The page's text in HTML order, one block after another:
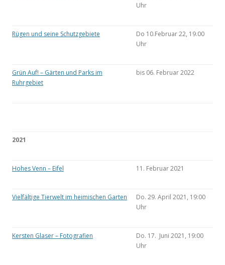
Uhr
Rügen und seine Schutzgebiete
Do 10.Februar 22, 19.00
Uhr
Grün Auf! – Gärten und Parks im
Ruhrgebiet
bis 06. Februar 2022
2021
Hohes Venn – Eifel 11. Februar 2021
Vielfältige Tierwelt im heimischen Garten
Do. 29. April 2021, 19:00
Uhr
Kersten Glaser – Fotografien
Do. 17. Juni 2021, 19:00
Uhr